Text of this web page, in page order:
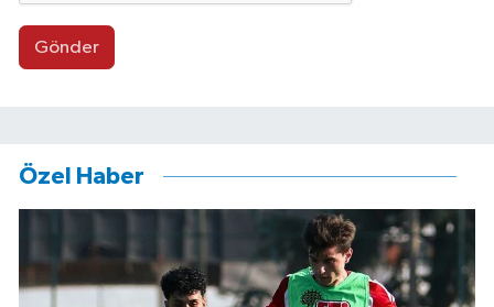
Gönder
Özel Haber